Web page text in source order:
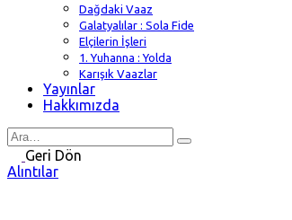
Dağdaki Vaaz
Galatyalılar : Sola Fide
Elçilerin İşleri
1. Yuhanna : Yolda
Karışık Vaazlar
Yayınlar
Hakkımızda
Search
forGeri Dön
Alıntılar